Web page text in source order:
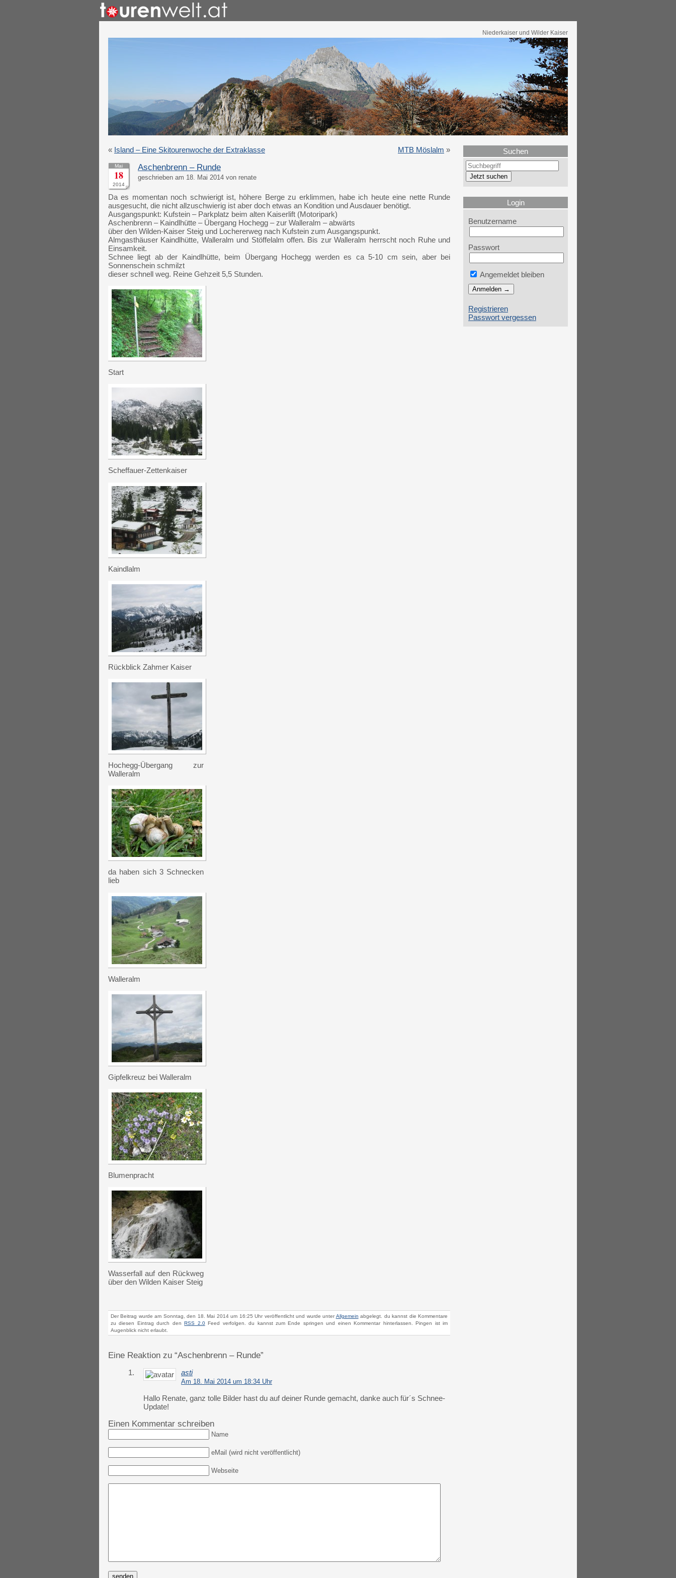
Niederkaiser und Wilder Kaiser
« Island – Eine Skitourenwoche der Extraklasse MTB Möslalm »
Mai
18
2014
Aschenbrenn – Runde
geschrieben am 18. Mai 2014 von renate
Da es momentan noch schwierigt ist, höhere Berge zu erklimmen, habe ich heute eine nette Runde
ausgesucht, die nicht allzuschwierig ist aber doch etwas an Kondition und Ausdauer benötigt.
Ausgangspunkt: Kufstein – Parkplatz beim alten Kaiserlift (Motoripark)
Aschenbrenn – Kaindlhütte – Übergang Hochegg – zur Walleralm – abwärts
über den Wilden-Kaiser Steig und Lochererweg nach Kufstein zum Ausgangspunkt.
Almgasthäuser Kaindlhütte, Walleralm und Stöffelalm offen. Bis zur Walleralm herrscht noch Ruhe und
Einsamkeit.
Schnee liegt ab der Kaindlhütte, beim Übergang Hochegg werden es ca 5-10 cm sein, aber bei
Sonnenschein schmilzt
dieser schnell weg. Reine Gehzeit 5,5 Stunden.
Start
Scheffauer-Zettenkaiser
Kaindlalm
Rückblick Zahmer Kaiser
Hochegg-Übergang zur
Walleralm
da haben sich 3 Schnecken
lieb
Walleralm
Gipfelkreuz bei Walleralm
Blumenpracht
Wasserfall auf den Rückweg
über den Wilden Kaiser Steig
Der Beitrag wurde am Sonntag, den 18. Mai 2014 um 16:25 Uhr veröffentlicht und wurde unter Allgemein abgelegt. du kannst die Kommentare
zu diesen Eintrag durch denRSS 2.0Feed verfolgen. du kannst zum Ende springen und einen Kommentar hinterlassen. Pingen ist im
Augenblick nicht erlaubt.
Eine Reaktion zu “Aschenbrenn – Runde”
1. asti
Am 18. Mai 2014 um 18:34 Uhr
Hallo Renate, ganz tolle Bilder hast du auf deiner Runde gemacht, danke auch für´s Schnee-
Update!
Einen Kommentar schreiben
Name
eMail (wird nicht veröffentlicht)
Webseite
Suchen
Login
Benutzername
Passwort
Angemeldet bleiben
Registrieren
Passwort vergessen